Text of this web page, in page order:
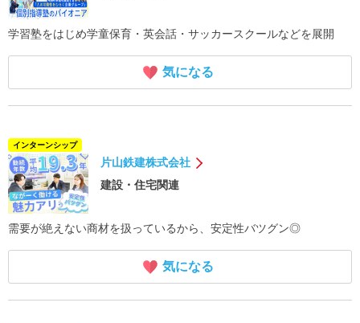
学習塾をはじめ学童保育・英会話・サッカースクールなどを展開
気になる
インターンシップ
片山鉄建株式会社
建設・住宅関連
需要が絶えない商材を扱っているから、安定性バツグン◎
気になる